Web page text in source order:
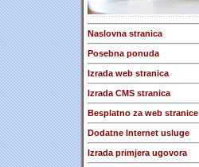
Naslovna stranica
Posebna ponuda
Izrada web stranica
Izrada CMS stranica
Besplatno za web stranice
Dodatne Internet usluge
Izrada primjera ugovora